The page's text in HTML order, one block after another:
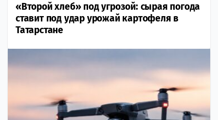
«Второй хлеб» под угрозой: сырая погода
ставит под удар урожай картофеля в
Татарстане